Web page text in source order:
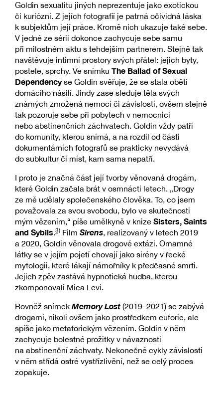
Goldin sexualitu jiných neprezentuje jako exotickou
či kuriózní. Z jejích fotografií je patrná očividná láska
k subjektům její práce. Kromě nich ukazuje také sebe.
V jedné ze sérií dokonce zachycuje sebe samu
při milostném aktu s tehdejším partnerem. Stejně tak
navštěvuje intimní prostory svých přátel: jejich byty,
postele, sprchy. Ve snímku The Ballad of Sexual
Dependencyse Goldin svěřuje, že se stala obětí
domácího násilí. Jindy zase sleduje těla svých
známých zmožená nemocí či závislostí, ovšem stejně
tak pozoruje sebe při pobytech v nemocnici
nebo abstinenčních záchvatech. Goldin vždy patří
do komunity, kterou snímá, a na rozdíl od části
dokumentárních fotografů se prakticky nevydává
do subkultur či míst, kam sama nepatří.
I proto je značná část její tvorby věnovaná drogám,
které Goldin začala brát v osmnácti letech. „Drogy
ze mě udělaly společenského člověka. To, co jsem
považovala za svou svobodu, bylo ve skutečnosti
mým vězením,“ píše umělkyně v knize Sisters, Saints
and Sybils.3) Film Sirens, realizovaný v letech 2019
a 2020, Goldin věnovala drogové extázi. Omamné
látky se v jejím pojetí chovají jako sirény v řecké
mytologii, které lákají námořníky k předčasné smrti.
Jejich zpěv zastává hypnotická hudba, kterou
zkomponovali Mica Levi.
Rovněž snímek Memory Lost (2019–2021) se zabývá
drogami, nikoli ovšem jako prostředkem euforie, ale
spíše jako metaforickým vězením. Goldin v něm
zachycuje bolestné prožitky v návaznosti
na abstinenční záchvaty. Nekonečné cykly závislosti
v něm střídá ostré vystřízlivění, než se celý proces
zopakuje.